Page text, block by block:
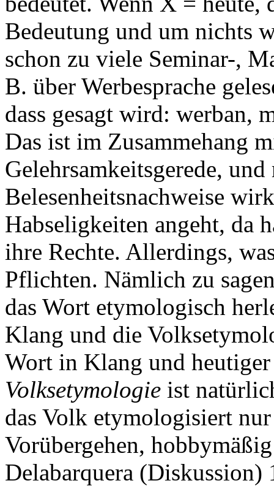
Bedeutung und um nichts
schon zu viele Seminar-,
B. über Werbesprache
dass gesagt wird: werban,
Das ist im Zusammehang
Gelehrsamkeitsgerede,
Belesenheitsnachweise
Habseligkeiten angeht, da
ihre Rechte. Allerdings,
Pflichten. Nämlich zu
das Wort etymologisch
Klang und die
Wort in Klang und
Volksetymologie ist
das Volk etymologisiert
Vorübergehen,
Delabarquera